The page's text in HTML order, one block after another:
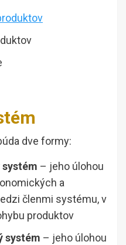
dve formy:
– jeho úlohou
a
členmi systému, v
produktov
systém – jeho úlohou